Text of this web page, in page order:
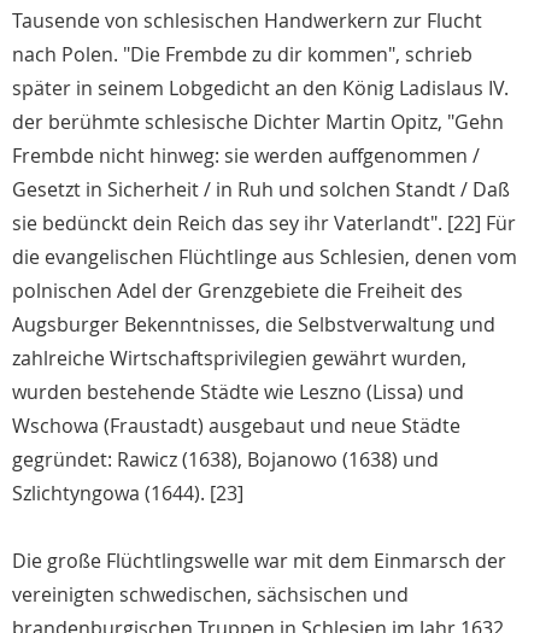
Tausende von schlesischen Handwerkern zur Flucht
nach Polen. "Die Frembde zu dir kommen", schrieb
später in seinem Lobgedicht an den König Ladislaus IV.
der berühmte schlesische Dichter Martin Opitz, "Gehn
Frembde nicht hinweg: sie werden auffgenommen /
Gesetzt in Sicherheit / in Ruh und solchen Standt / Daß
sie bedünckt dein Reich das sey ihr Vaterlandt". [22] Für
die evangelischen Flüchtlinge aus Schlesien, denen vom
polnischen Adel der Grenzgebiete die Freiheit des
Augsburger Bekenntnisses, die Selbstverwaltung und
zahlreiche Wirtschaftsprivilegien gewährt wurden,
wurden bestehende Städte wie Leszno (Lissa) und
Wschowa (Fraustadt) ausgebaut und neue Städte
gegründet: Rawicz (1638), Bojanowo (1638) und
Szlichtyngowa (1644). [23]
Die große Flüchtlingswelle war mit dem Einmarsch der
vereinigten schwedischen, sächsischen und